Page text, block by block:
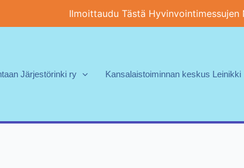
Ilmoittaudu Tästä Hyvinvointimessujen
Järjestörinki ry Kansalaistoiminnan keskus Leinikki